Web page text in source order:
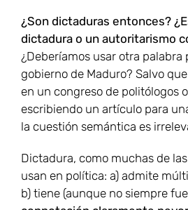
¿Son dictaduras entonces?
dictadura o un autoritarismo
¿Deberíamos usar otra palabra
gobierno de Maduro? Salvo
en un congreso de politólogos
escribiendo un artículo para
la cuestión semántica es
Dictadura, como muchas de
usan en política: a) admite
b) tiene (aunque no siempre